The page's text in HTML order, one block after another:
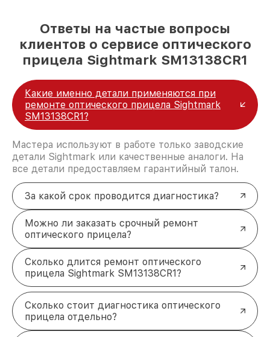
Ответы на частые вопросы
клиентов о сервисе оптического
прицела Sightmark SM13138CR1
Какие именно детали применяются при
ремонте оптического прицела Sightmark
SM13138CR1?
Мастера используют в работе только заводские
детали Sightmark или качественные аналоги. На
все детали предоставляем гарантийный талон.
За какой срок проводится диагностика?
Можно ли заказать срочный ремонт
оптического прицела?
Сколько длится ремонт оптического
прицела Sightmark SM13138CR1?
Сколько стоит диагностика оптического
прицела отдельно?